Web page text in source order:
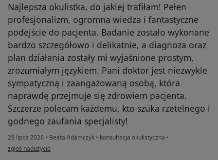
Najlepsza okulistka, do jakiej trafiłam! Pełen
profesjonalizm, ogromna wiedza i fantastyczne
podejście do pacjenta. Badanie zostało wykonane
bardzo szczegółowo i delikatnie, a diagnoza oraz
plan działania zostały mi wyjaśnione prostym,
zrozumiałym językiem. Pani doktor jest niezwykle
sympatyczną i zaangażowaną osobą, która
naprawdę przejmuje się zdrowiem pacjenta.
Szczerze polecam każdemu, kto szuka rzetelnego i
godnego zaufania specjalisty!
28 lipca 2026 • Beata Adamczyk • konsultacja okulistyczna •
w opinii użytkownika Karolina
zgłoś nadużycie